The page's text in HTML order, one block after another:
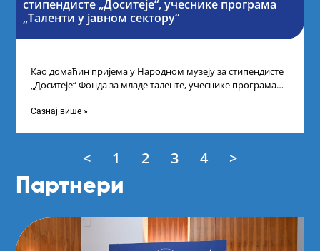
стипендисте „Доситеје“, учеснике програма
„Таленти у јавном сектору“
Као домаћин пријема у Народном музеју за стипендисте
„Доситеје“ Фонда за младе таленте, учеснике програма
Сазнај више »
< 1 2 3 4 >
Партнери